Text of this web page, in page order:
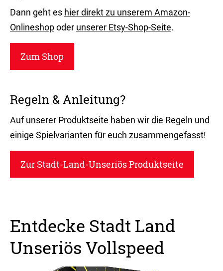
Dann geht es hier direkt zu unserem Amazon-
Onlineshopoder unserer Etsy-Shop-Seite.
Zum Shop
Regeln & Anleitung?
Auf unserer Produktseite haben wir die Regeln und
einige Spielvarianten für euch zusammengefasst!
Zur Stadt-Land-Unseriös Produktseite
Entdecke Stadt Land
Unseriös Vollspeed